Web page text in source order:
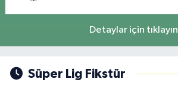
Detaylar için tıklayın
Süper Lig Fikstür